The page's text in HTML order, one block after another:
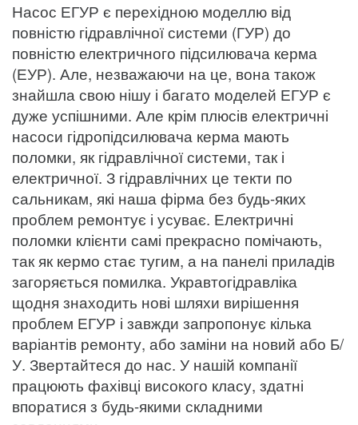
Насос ЕГУР є перехідною моделлю від
повністю гідравлічної системи (ГУР) до
повністю електричного підсилювача керма
(ЕУР). Але, незважаючи на це, вона також
знайшла свою нішу і багато моделей ЕГУР є
дуже успішними. Але крім плюсів електричні
насоси гідропідсилювача керма мають
поломки, як гідравлічної системи, так і
електричної. З гідравлічних це текти по
сальникам, які наша фірма без будь-яких
проблем ремонтує і усуває. Електричні
поломки клієнти самі прекрасно помічають,
так як кермо стає тугим, а на панелі приладів
загоряється помилка. Укравтогідравліка
щодня знаходить нові шляхи вирішення
проблем ЕГУР і завжди запропонує кілька
варіантів ремонту, або заміни на новий або Б/
У. Звертайтеся до нас. У нашій компанії
працюють фахівці високого класу, здатні
впоратися з будь-якими складними